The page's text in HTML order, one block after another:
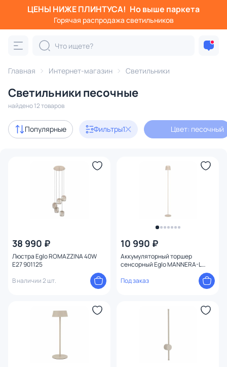
ЦЕНЫ НИЖЕ ПЛИНТУСА! Но выше паркета
Горячая распродажа светильников
Главная Интернет-магазин Светильники
Светильники песочные
найдено 12 товаров
Популярные Фильтры1 Цвет: песочный
38 990 ₽
Люстра Eglo ROMAZZINA 40W
E27 901125
В наличии 2 шт.
10 990 ₽
Аккумуляторный торшер
сенсорный Eglo MANNERA-L
влагозащищенный, LED, теплый
свет (2434К), 4,3W 901752
Под заказ
Фильтры
Категория:
Люстры Подвесные светильники
В наличии 1
Форма плафона